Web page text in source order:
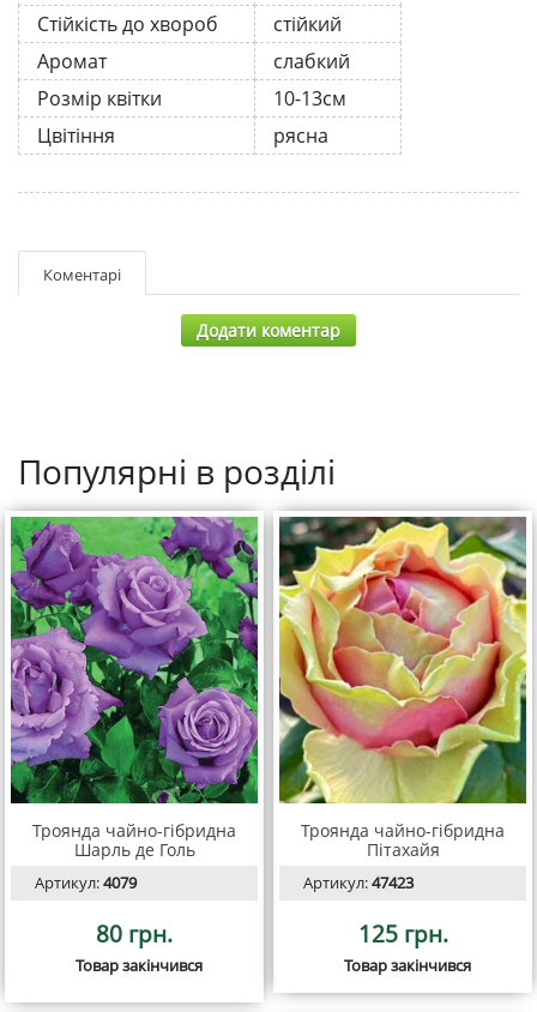
Стійкість до хвороб
стійкий
Аромат
слабкий
Розмір квітки
10-13см
Цвітіння
рясна
Коментарі
Додати коментар
Популярні в розділі
Троянда чайно-гібридна
Шарль де Голь
Артикул:4079
80 грн.
Товар закінчився
Троянда чайно-гібридна
Пітахайя
Артикул:47423
125 грн.
Товар закінчився